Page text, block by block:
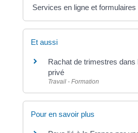
Services en ligne et formulaires
Et aussi
Rachat de trimestres dans
privé
Travail - Formation
Pour en savoir plus